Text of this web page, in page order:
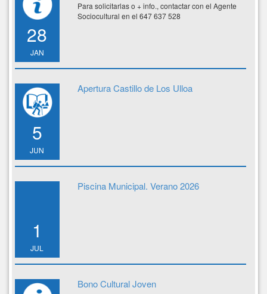
28
JAN
Para solicitarlas o + info., contactar con el Agente
Sociocultural en el 647 637 528
5
JUN
Apertura Castillo de Los Ulloa
1
JUL
Piscina Municipal. Verano 2026
Bono Cultural Joven